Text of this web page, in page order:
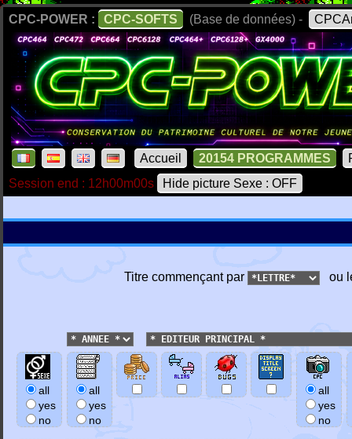
CPC-POWER : CPC-SOFTS (Base de données) -
Accueil 20154 PROGRAMMES
Session end : 12h00m00s
Hide picture Sexe : OFF
Titre commençant par ou
all
yes
no
all
yes
no
all
yes
no